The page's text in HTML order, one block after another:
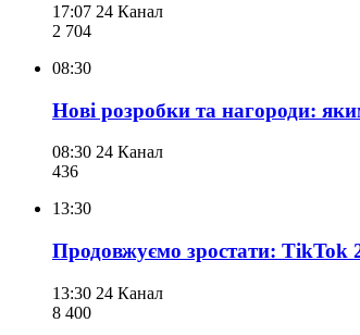
17:07 24 Канал
2 704
08:30
Нові розробки та нагороди:
08:30 24 Канал
436
13:30
Продовжуємо зростати: TikTok
13:30 24 Канал
8 400